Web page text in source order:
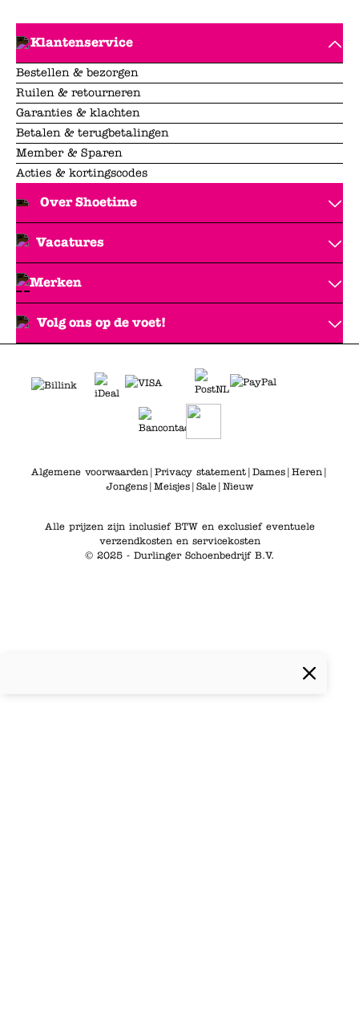
Klantenservice
Bestellen & bezorgen
Ruilen & retourneren
Garanties & klachten
Betalen & terugbetalingen
Member & Sparen
Acties & kortingscodes
Over Shoetime
Vacatures
Merken
Volg ons op de voet!
Algemene voorwaarden| Privacy statement| Dames| Heren|
Jongens| Meisjes| Sale| Nieuw
Alle prijzen zijn inclusief BTW en exclusief eventuele
verzendkosten en servicekosten
© 2025 - Durlinger Schoenbedrijf B.V.